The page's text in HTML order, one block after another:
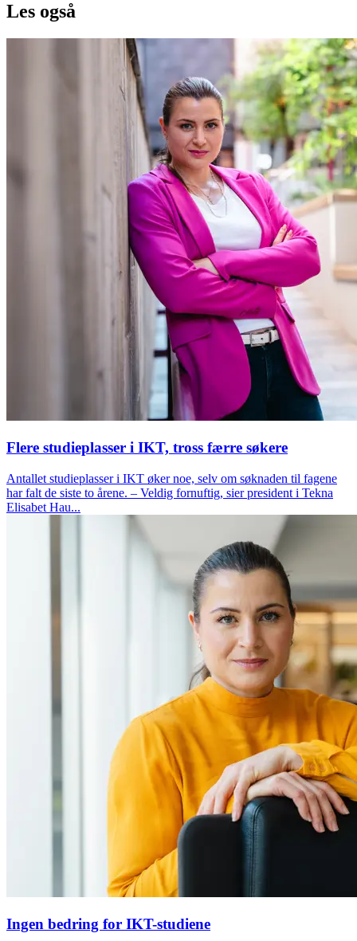
Les også
Flere studieplasser i IKT, tross færre søkere
Antallet studieplasser i IKT øker noe, selv om søknaden til fagene
har falt de siste to årene. – Veldig fornuftig, sier president i Tekna
Elisabet Hau...
Ingen bedring for IKT-studiene